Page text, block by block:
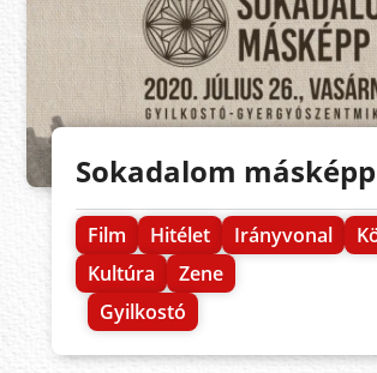
Sokadalom másképp
Film Hitélet Irányvonal
Kultúra
Zene
Gyilkostó